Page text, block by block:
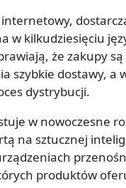
w kilkudziesięciu
że zakupy
szybkie dostawy, a
dystrybucji.
w nowoczesne
na sztucznej
produktów